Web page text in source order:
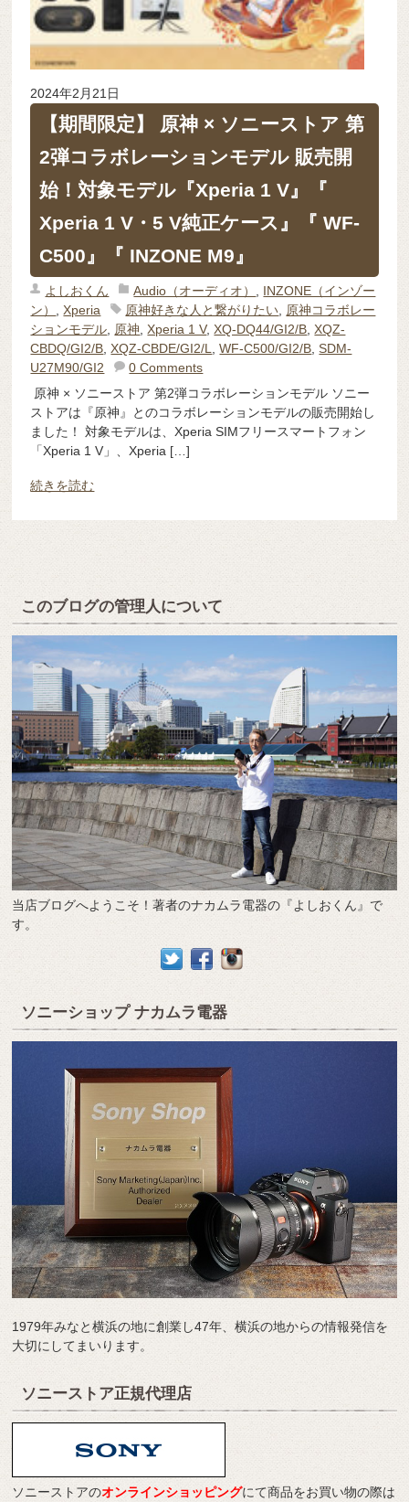
2024年2月21日
【期間限定】 原神 × ソニーストア 第
2弾コラボレーションモデル 販売開
始！対象モデル『Xperia 1 V』『
Xperia 1 V・5 V純正ケース』『 WF-
C500』『 INZONE M9』
よしおくん Audio（オーディオ）
INZONE（インゾー
ン）
,Xperia 原神好きな人と繋がりたい
原神コラボレー
ションモデル
原神 ,Xperia 1 V,XQ-DQ44/GI2/B ,XQZ-
CBDQ/GI2/B ,XQZ-CBDE/GI2/L ,WF-C500/GI2/B ,SDM-
U27M90/GI2
0 Comments
原神 × ソニーストア 第2弾コラボレーションモデル ソニー
ストアは『原神』とのコラボレーションモデルの販売開始し
ました！ 対象モデルは、Xperia SIMフリースマートフォン
「Xperia 1 V」、Xperia […]
続きを読む
このブログの管理人について
当店ブログへようこそ！著者のナカムラ電器の『よしおくん』で
す。
ソニーショップ ナカムラ電器
1979年みなと横浜の地に創業し47年、横浜の地からの情報発信を
大切にしてまいります。
ソニーストア正規代理店
ソニーストアのオンラインショッピングにて商品をお買い物の際は